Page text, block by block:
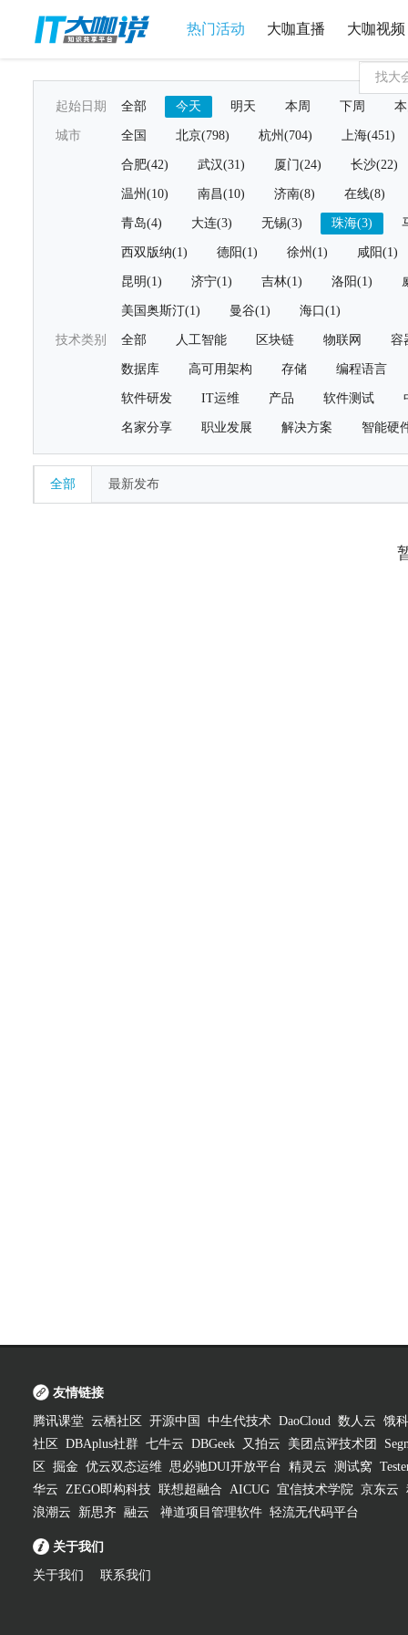
热门活动 大咖直播 大咖视频
起始日期 全部 今天 明天 本周 下周
城市 全国 北京(798) 杭州(704) 上海(451)
合肥(42) 武汉(31) 厦门(24) 长沙(22)
温州(10) 南昌(10) 济南(8) 在线(8)
青岛(4) 大连(3) 无锡(3) 珠海(3)
西双版纳(1) 德阳(1) 徐州(1) 咸阳(1)
昆明(1) 济宁(1) 吉林(1) 洛阳(1)
美国奥斯汀(1) 曼谷(1) 海口(1)
技术类别 全部 人工智能 区块链 物联网 容
数据库 高可用架构 存储 编程语言
软件研发 IT运维 产品 软件测试
名家分享 职业发展 解决方案 智能硬
全部 最新发布
友情链接
腾讯课堂 云栖社区 开源中国 中生代技术 DaoCloud 数人云 饿
社区
DBAplus社群 七牛云 DBGeek 又拍云 美团点评技术团
区
掘金 优云双态运维 思必驰DUI开放平台 精灵云 测试窝
华云 ZEGO即构科技 联想超融合 AICUG 宜信技术学院 京东云
浪潮云
新思齐 融云 禅道项目管理软件 轻流无代码平台
关于我们
关于我们 联系我们